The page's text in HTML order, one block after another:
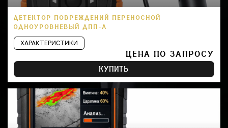
ДЕТЕКТОР ПОВРЕЖДЕНИЙ ПЕРЕНОСНОЙ
ОДНОУРОВНЕВЫЙ ДПП-А
ХАРАКТЕРИСТИКИ
ЦЕНА ПО ЗАПРОСУ
КУПИТЬ